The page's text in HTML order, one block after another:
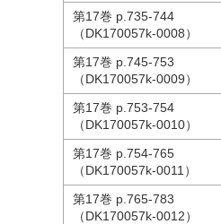
第17巻 p.735-744
（DK170057k-0008）
第17巻 p.745-753
（DK170057k-0009）
第17巻 p.753-754
（DK170057k-0010）
第17巻 p.754-765
（DK170057k-0011）
第17巻 p.765-783
（DK170057k-0012）